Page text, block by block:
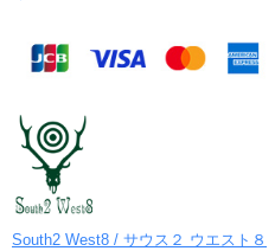
South2 West8 / サウス２ ウエスト８